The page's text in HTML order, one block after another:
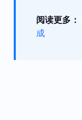
阅读更多：
成